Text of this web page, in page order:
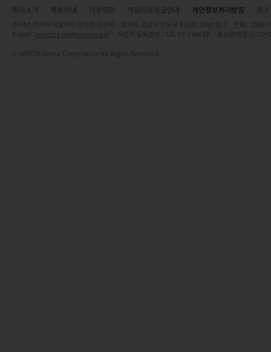
개인정보처리방침
contact-us@nexon.co.kr
© NEXON Korea Corporation All Rights Reserved.